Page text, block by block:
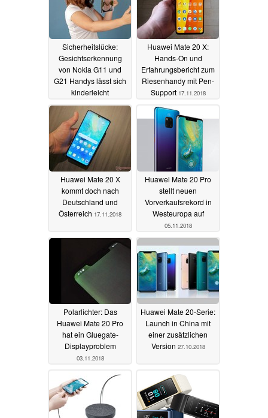
Sicherheitslücke:
Gesichtserkennung
von Nokia G11 und
G21 Handys lässt sich
kinderleicht
austricksen - Foto
reicht13.08.2022
Huawei Mate 20 X:
Hands-On und
Erfahrungsbericht zum
Riesenhandy mit Pen-
Support 17.11.2018
Huawei Mate 20 X
kommt doch nach
Deutschland und
Österreich 17.11.2018
Huawei Mate 20 Pro
stellt neuen
Vorverkaufsrekord in
Westeuropa auf
05.11.2018
Polarlichter: Das
Huawei Mate 20 Pro
hat ein Gluegate-
Displayproblem
03.11.2018
Huawei Mate 20-Serie:
Launch in China mit
einer zusätzlichen
Version 27.10.2018